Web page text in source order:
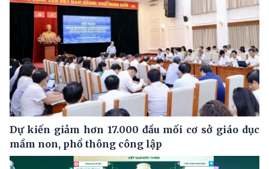
Dự kiến giảm hơn 17.000 đầu mối cơ sở giáo dục
mầm non, phổ thông công lập